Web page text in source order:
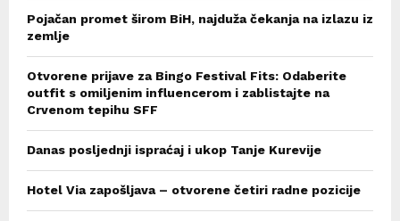
Pojačan promet širom BiH, najduža čekanja na izlazu iz
zemlje
Otvorene prijave za Bingo Festival Fits: Odaberite
outfit s omiljenim influencerom i zablistajte na
Crvenom tepihu SFF
Danas posljednji ispraćaj i ukop Tanje Kurevije
Hotel Via zapošljava – otvorene četiri radne pozicije